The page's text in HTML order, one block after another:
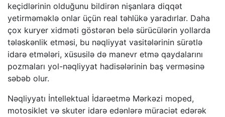
keçidlərinin olduğunu bildirən nişanlara diqqət
yetirməməklə onlar üçün real təhlükə yaradırlar. Daha
çox kuryer xidməti göstərən belə sürücülərin yollarda
tələskənlik etməsi, bu nəqliyyat vasitələrinin sürətlə
idarə etmələri, xüsusilə də manevr etmə qaydalarını
pozmaları yol-nəqliyyat hadisələrinin baş verməsinə
səbəb olur.
Nəqliyyatı İntellektual İdarəetmə Mərkəzi moped,
motosiklet və skuter idarə edənlərə müraciət edərək